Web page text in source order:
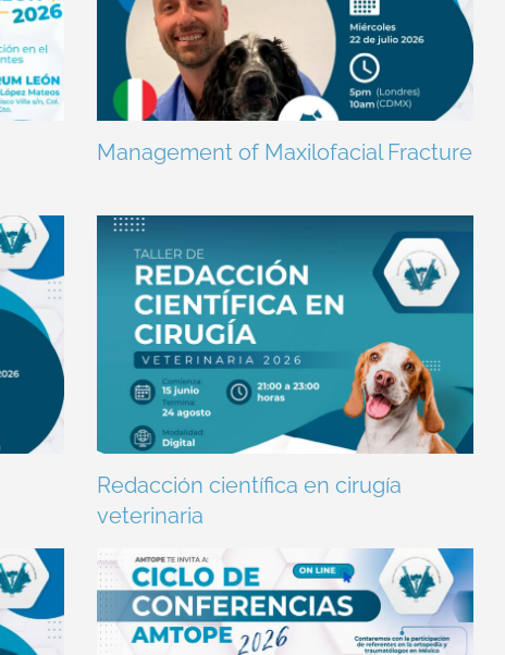
Management of Maxilofacial Fracture
Redacción científica en cirugía
veterinaria